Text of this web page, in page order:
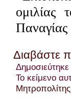
ομιλίας
Παναγίας
Διαβάστε
Δημοσιεύτηκε
Το κείμενο